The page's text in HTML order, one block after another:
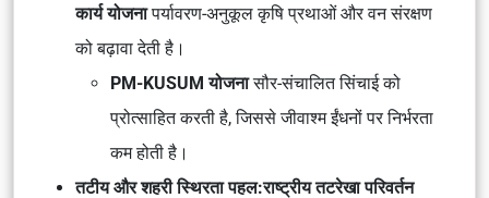
कार्य योजनापर्यावरण-अनुकूल कृषि प्रथाओं और वन संरक्षण
को बढ़ावा देती है।
PM-KUSUM योजनासौर-संचालित सिंचाई को
प्रोत्साहित करती है, जिससे जीवाश्म ईंधनों पर निर्भरता
कम होती है।
तटीय और शहरी स्थिरता पहल:राष्ट्रीय तटरेखा परिवर्तन